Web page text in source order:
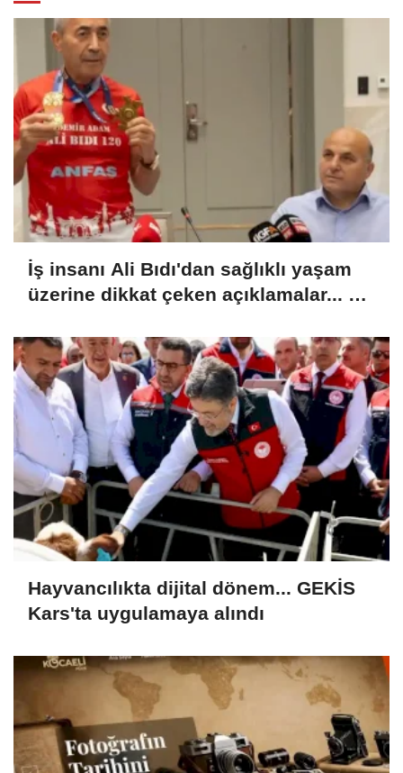
İş insanı Ali Bıdı'dan sağlıklı yaşam
üzerine dikkat çeken açıklamalar... 77
Hayvancılıkta dijital dönem... GEKİS
Kars'ta uygulamaya alındı